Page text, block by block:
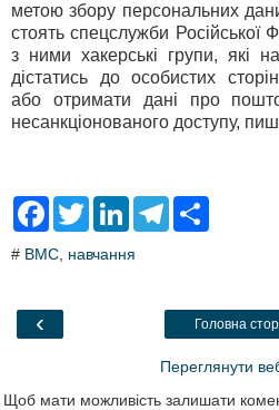
метою збору персональних
стоять спецслужби Російської
з ними хакерські групи, які
дістатись до особистих
або отримати дані про
несанкціонованого доступу,
F
e
o
T
t
L
k
T
a
# ВМС навчання
‹ Головна
Переглянути
Щоб мати можливість залишати